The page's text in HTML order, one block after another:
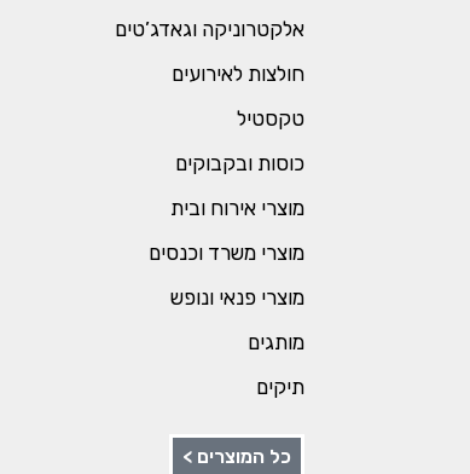
אלקטרוניקה וגאדג’טים
חולצות לאירועים
טקסטיל
כוסות ובקבוקים
מוצרי אירוח ובית
מוצרי משרד וכנסים
מוצרי פנאי ונופש
מותגים
תיקים
כל המוצרים >